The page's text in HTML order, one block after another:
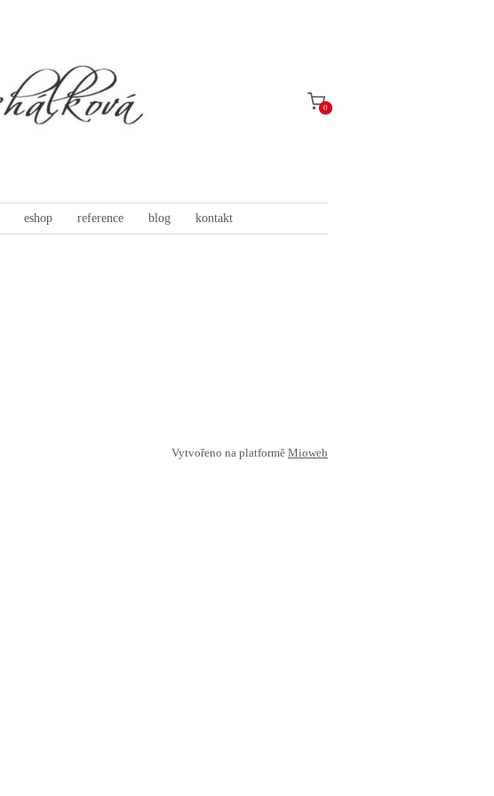
0
eshop reference blog kontakt
Vytvořeno na platformě Mioweb